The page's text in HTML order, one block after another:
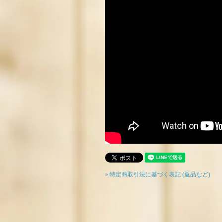
» 特定商取引法に基づく表記 (返品など)